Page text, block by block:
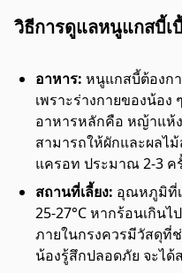
วิธีการดูแลหนูแกสบี้เ
อาหาร: หนูแกสบี้ต้องก
เพราะร่างกายของน้อง
อาหารหลักคือ หญ้าแห้
สามารถให้ผักและผลไ
แครอท ประมาณ 2-3 ค
สถานที่เลี้ยง: อุณหภูมิที่
25-27°C หากร้อนเกินไ
ภายในกรงควรมีวัสดุที่
น้องรู้สึกปลอดภัย จะได้